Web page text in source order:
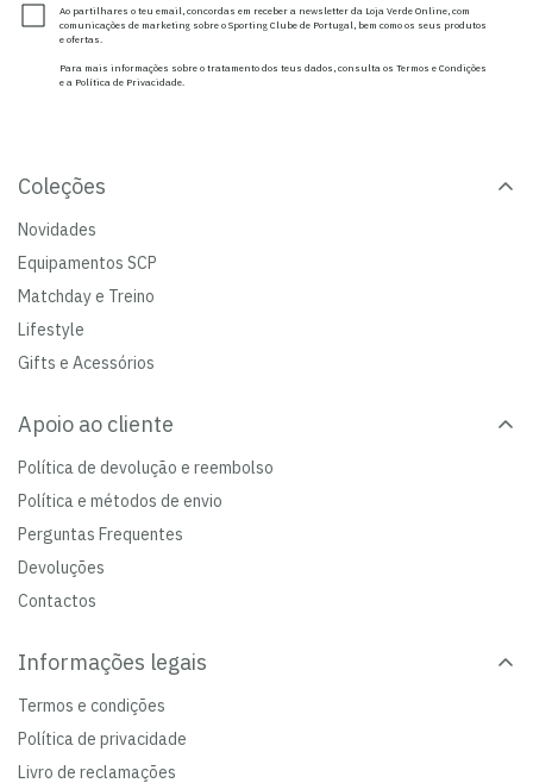
Ao partilhares o teu email, concordas em receber a newsletter da Loja Verde Online, com
comunicações de marketing sobre o Sporting Clube de Portugal, bem como os seus produtos
e ofertas.
Para mais informações sobre o tratamento dos teus dados, consulta os Termos e Condições
e a Política de Privacidade.
Coleções
Novidades
Equipamentos SCP
Matchday e Treino
Lifestyle
Gifts e Acessórios
Apoio ao cliente
Política de devolução e reembolso
Política e métodos de envio
Perguntas Frequentes
Devoluções
Contactos
Informações legais
Termos e condições
Política de privacidade
Livro de reclamações